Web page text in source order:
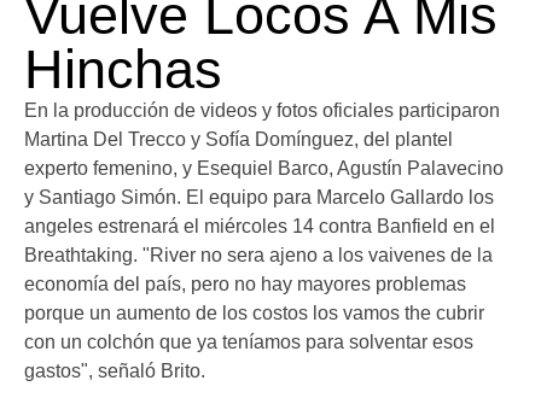
Vuelve Locos A Mis
Hinchas
En la producción de videos y fotos oficiales participaron
Martina Del Trecco y Sofía Domínguez, del plantel
experto femenino, y Esequiel Barco, Agustín Palavecino
y Santiago Simón. El equipo para Marcelo Gallardo los
angeles estrenará el miércoles 14 contra Banfield en el
Breathtaking. "River no sera ajeno a los vaivenes de la
economía del país, pero no hay mayores problemas
porque un aumento de los costos los vamos the cubrir
con un colchón que ya teníamos para solventar esos
gastos", señaló Brito.